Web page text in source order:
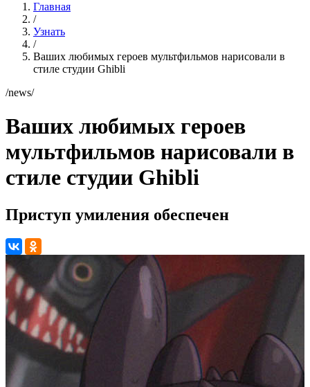
Главная
/
Узнать
/
Ваших любимых героев мультфильмов нарисовали в
стиле студии Ghibli
/news/
Ваших любимых героев
мультфильмов нарисовали в
стиле студии Ghibli
Приступ умиления обеспечен